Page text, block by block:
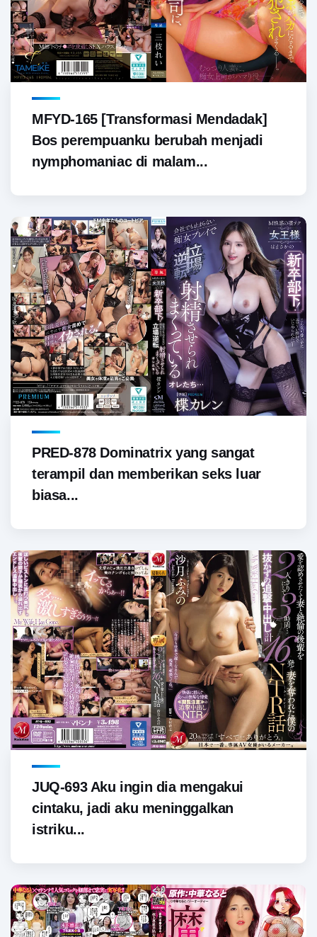
MFYD-165 [Transformasi Mendadak]
Bos perempuanku berubah menjadi
nymphomaniac di malam...
PRED-878 Dominatrix yang sangat
terampil dan memberikan seks luar
biasa...
JUQ-693 Aku ingin dia mengakui
cintaku, jadi aku meninggalkan
istriku...